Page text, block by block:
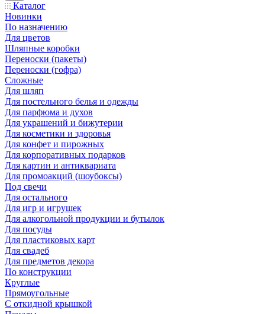
Каталог
Новинки
По назначению
Для цветов
Шляпные коробки
Переноски (пакеты)
Переноски (гофра)
Сложные
Для шляп
Для постельного белья и одежды
Для парфюма и духов
Для украшений и бижутерии
Для косметики и здоровья
Для конфет и пирожных
Для корпоративных подарков
Для картин и антиквариата
Для промоакций (шоубоксы)
Под свечи
Для остального
Для игр и игрушек
Для алкогольной продукции и бутылок
Для посуды
Для пластиковых карт
Для свадеб
Для предметов декора
По конструкции
Круглые
Прямоугольные
С откидной крышкой